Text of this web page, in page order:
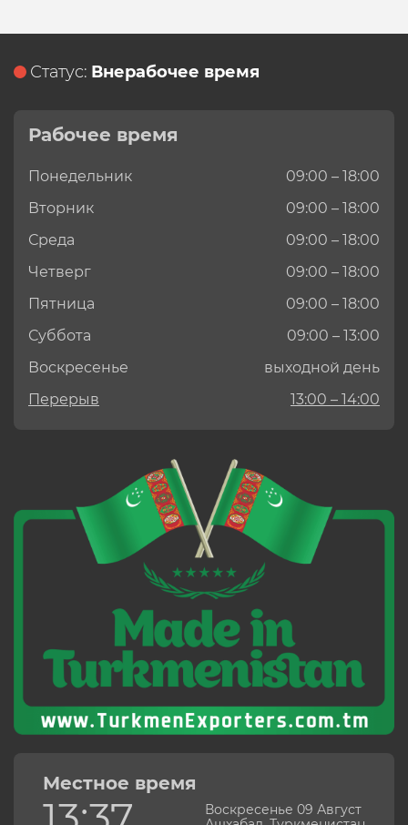
Статус: Внерабочее время
Рабочее время
Понедельник
09:00 – 18:00
Вторник
09:00 – 18:00
Среда
09:00 – 18:00
Четверг
09:00 – 18:00
Пятница
09:00 – 18:00
Суббота
09:00 – 13:00
Воскресенье
выходной день
Перерыв
13:00 – 14:00
Местное время
Воскресенье 09 Август